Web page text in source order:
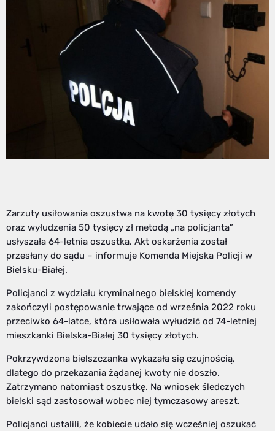
Zarzuty usiłowania oszustwa na kwotę 30 tysięcy złotych
oraz wyłudzenia 50 tysięcy zł metodą „na policjanta”
usłyszała 64-letnia oszustka. Akt oskarżenia został
przesłany do sądu – informuje Komenda Miejska Policji w
Bielsku-Białej.
Policjanci z wydziału kryminalnego bielskiej komendy
zakończyli postępowanie trwające od września 2022 roku
przeciwko 64-latce, która usiłowała wyłudzić od 74-letniej
mieszkanki Bielska-Białej 30 tysięcy złotych.
Pokrzywdzona bielszczanka wykazała się czujnością,
dlatego do przekazania żądanej kwoty nie doszło.
Zatrzymano natomiast oszustkę. Na wniosek śledczych
bielski sąd zastosował wobec niej tymczasowy areszt.
Policjanci ustalili, że kobiecie udało się wcześniej oszukać